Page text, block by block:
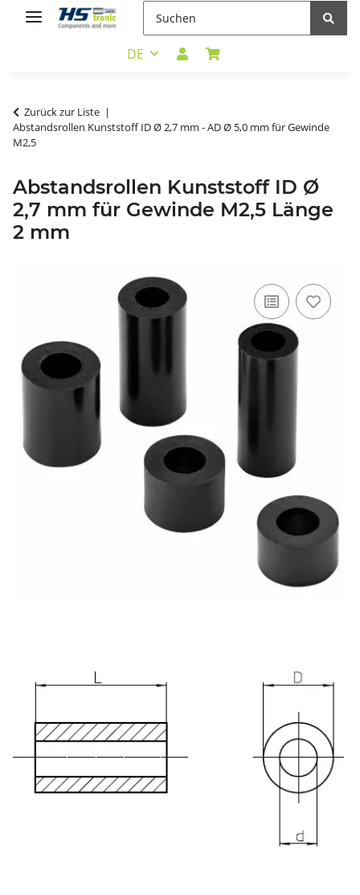
DE
Zurück zur Liste
Abstandsrollen Kunststoff ID Ø 2,7 mm - AD Ø 5,0 mm für Gewinde
M2,5
Abstandsrollen Kunststoff ID Ø
2,7 mm für Gewinde M2,5 Länge
2 mm